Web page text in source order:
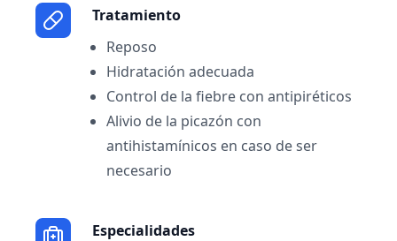
Tratamiento
Reposo
Hidratación adecuada
Control de la fiebre con antipiréticos
Alivio de la picazón con
antihistamínicos en caso de ser
necesario
Especialidades